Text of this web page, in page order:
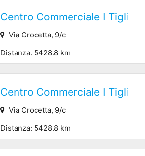
Centro Commerciale I Tigli
Via Crocetta, 9/c
Distanza: 5428.8 km
Centro Commerciale I Tigli
Via Crocetta, 9/c
Distanza: 5428.8 km